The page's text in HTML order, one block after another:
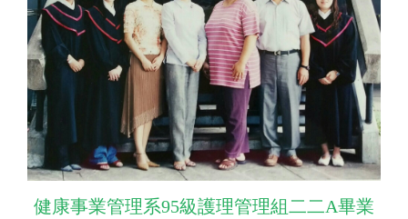
健康事業管理系95級護理管理組二二A畢業